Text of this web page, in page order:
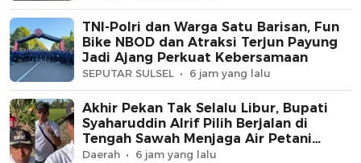
TNI-Polri dan Warga Satu Barisan, Fun
Bike NBOD dan Atraksi Terjun Payung
Jadi Ajang Perkuat Kebersamaan
SEPUTAR SULSEL 6 jam yang lalu
Akhir Pekan Tak Selalu Libur, Bupati
Syaharuddin Alrif Pilih Berjalan di
Tengah Sawah Menjaga Air Petani
Sidrap
Daerah 6 jam yang lalu